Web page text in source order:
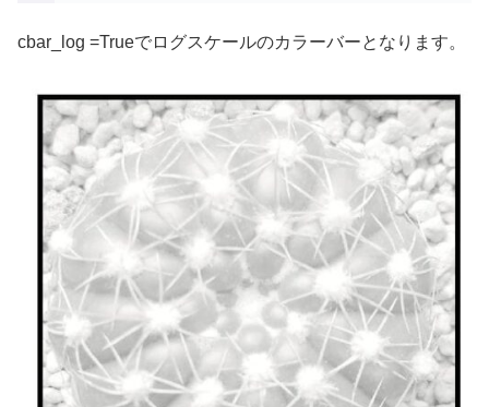
cbar_log =Trueでログスケールのカラーバーとなります。